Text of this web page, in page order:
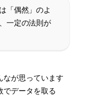
「偶然」のよ
一定の法則が
なが思っています
でデータを取る